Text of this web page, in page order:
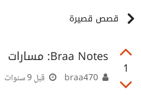
قصص قصيرة
1
Braa Notes: مسارات
قبل 9 سنوات